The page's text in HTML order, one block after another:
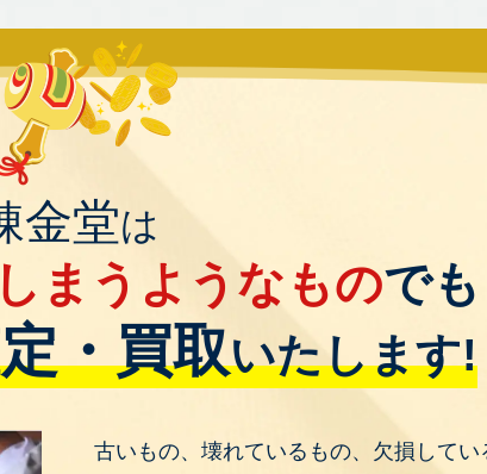
金堂は
まうようなものでも
・買取いたします!
古いもの、壊れているもの、欠損して